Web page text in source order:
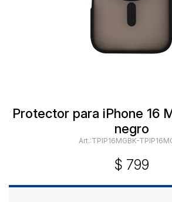
Protector para iPhone 16
negro
TPIP16MGBK-
$ 799